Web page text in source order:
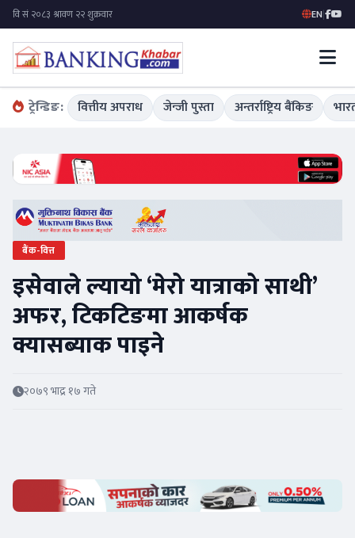
EN|
ट्रेन्डिङ: वित्तीय अपराध जेन्जी पुस्ता अन्तर्राष्ट्रिय बैंकिङ
बैंक-वित्त
इसेवाले ल्यायो ‘मेरो यात्राको साथी’
अफर, टिकटिङमा आकर्षक
क्यासब्याक पाइने
२०७९ भाद्र १७ गते